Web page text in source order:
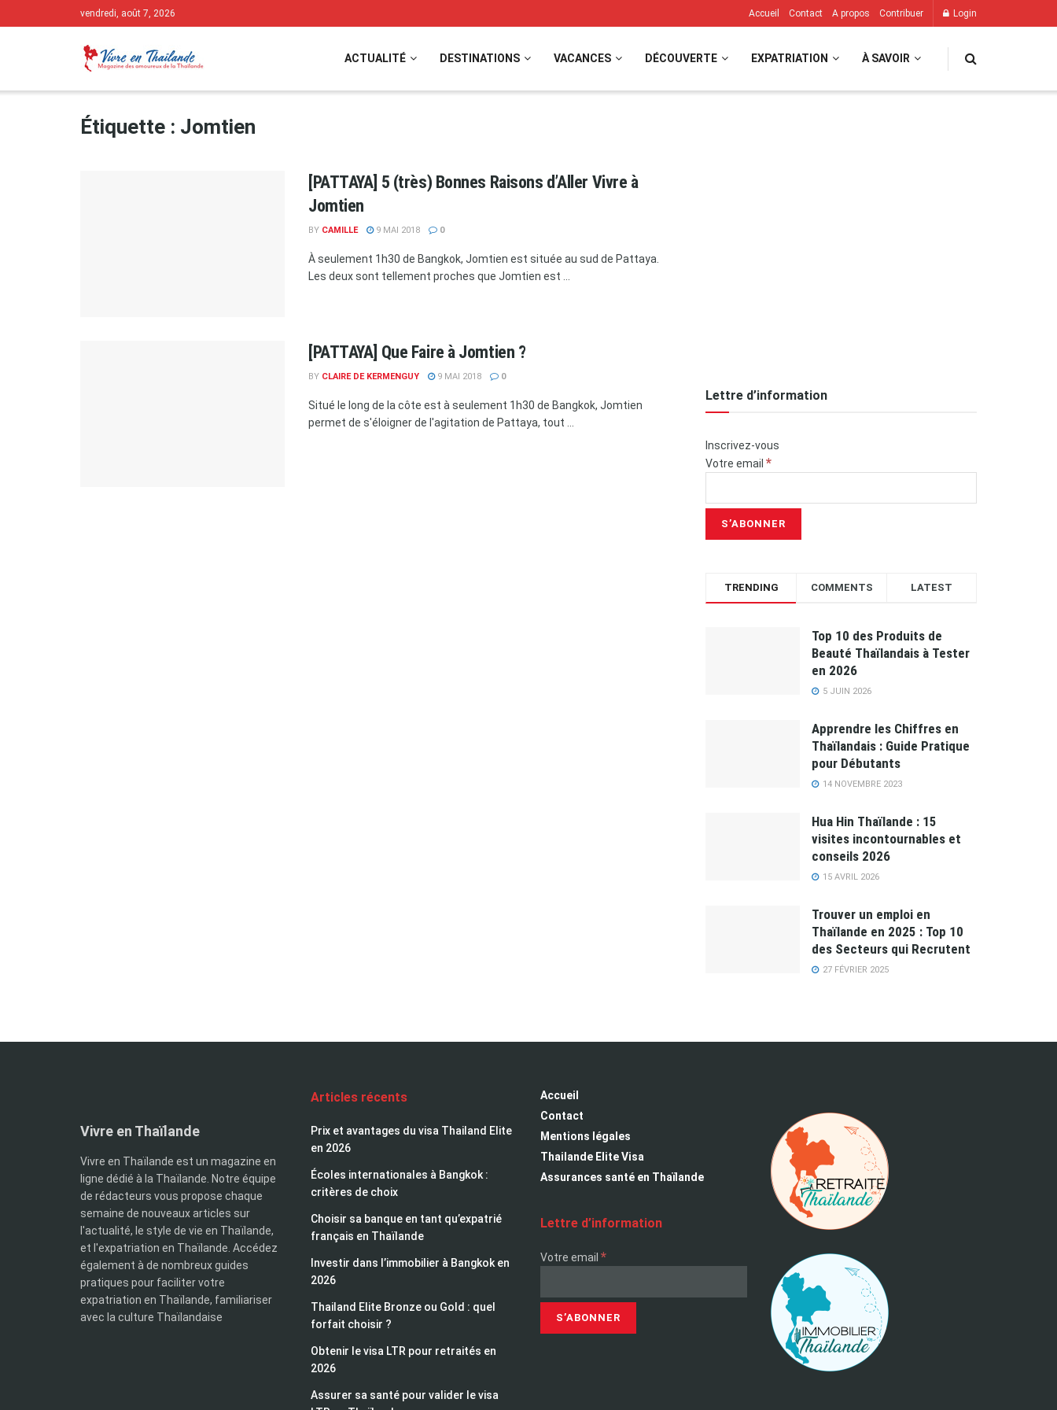
vendredi, août 7, 2026 Accueil Contact A propos Contribuer Login
ACTUALITÉ DESTINATIONS VACANCES DÉCOUVERTE EXPATRIATION À SAVOIR
Étiquette : Jomtien
[PATTAYA] 5 (très) Bonnes Raisons d’Aller Vivre à
Jomtien
BY CAMILLE 9 MAI 2018 0
À seulement 1h30 de Bangkok, Jomtien est située au sud de Pattaya.
Les deux sont tellement proches que Jomtien est ...
[PATTAYA] Que Faire à Jomtien ?
BY CLAIRE DE KERMENGUY 9 MAI 2018 0
Situé le long de la côte est à seulement 1h30 de Bangkok, Jomtien
permet de s'éloigner de l'agitation de Pattaya, tout ...
Lettre d’information
Inscrivez-vous
Votre email *
TRENDING COMMENTS LATEST
Top 10 des Produits de
Beauté Thaïlandais à Tester
en 2026
5 JUIN 2026
Apprendre les Chiffres en
Thaïlandais : Guide Pratique
pour Débutants
14 NOVEMBRE 2023
Hua Hin Thaïlande : 15
visites incontournables et
conseils 2026
15 AVRIL 2026
Trouver un emploi en
Thaïlande en 2025 : Top 10
des Secteurs qui Recrutent
27 FÉVRIER 2025
Vivre en Thaïlande
Vivre en Thaïlande est un magazine en
ligne dédié à la Thaïlande. Notre équipe
de rédacteurs vous propose chaque
semaine de nouveaux articles sur
l'actualité, le style de vie en Thaïlande,
et l'expatriation en Thaïlande. Accédez
également à de nombreux guides
pratiques pour faciliter votre
expatriation en Thaïlande, familiariser
avec la culture Thaïlandaise
Articles récents
Prix et avantages du visa Thailand Elite
en 2026
Écoles internationales à Bangkok :
critères de choix
Choisir sa banque en tant qu’expatrié
français en Thaïlande
Investir dans l’immobilier à Bangkok en
2026
Thailand Elite Bronze ou Gold : quel
forfait choisir ?
Obtenir le visa LTR pour retraités en
2026
Assurer sa santé pour valider le visa
Accueil
Contact
Mentions légales
Thailande Elite Visa
Assurances santé en Thaïlande
Lettre d’information
Votre email *